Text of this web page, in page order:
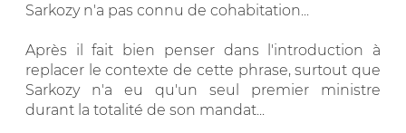
Sarkozy n'a pas connu de cohabitation...
Après il fait bien penser dans l'introduction à
replacer le contexte de cette phrase, surtout que
Sarkozy n'a eu qu'un seul premier ministre
durant la totalité de son mandat...